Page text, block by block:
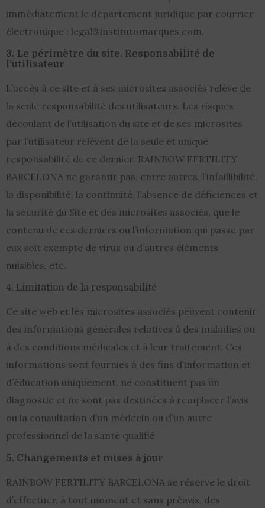
immédiatement le département juridique par courrier
électronique : legal@institutomarques.com.
3. Le périmètre du site. Responsabilité de
l’utilisateur
L’accès à ce site et à ses microsites associés relève de
la seule responsabilité des utilisateurs. Les risques
découlant de l’utilisation du site et de ses microsites
par l’utilisateur relèvent de la seule et unique
responsabilité de ce dernier. RAINBOW FERTILITY
BARCELONA ne garantit pas, entre autres, l’infaillibilité,
la disponibilité, la continuité, l’absence de déficiences et
la sécurité du Site et des microsites associés, que le
contenu de ces derniers ou l’information qui passe par
eux soit exempte de virus ou d’autres éléments
nuisibles, etc.
4. Limitation de la responsabilité
Ce site web et les microsites associés peuvent contenir
des informations générales relatives à des maladies ou
à des conditions médicales et à leur traitement. Ces
informations sont fournies à des fins d’information et
d’éducation uniquement, ne constituent pas un
diagnostic et ne sont pas destinées à remplacer l’avis
ou la consultation d’un médecin ou d’un autre
professionnel de la santé qualifié.
5. Changements et mises à jour
RAINBOW FERTILITY BARCELONA se réserve le droit
d’effectuer, à tout moment et sans préavis, des